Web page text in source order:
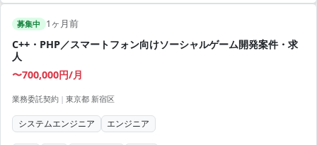
募集中 1ヶ月前
C++・PHP／スマートフォン向けソーシャルゲーム開発案件・求
人
〜700,000円/月
業務委託契約 | 東京都 新宿区
システムエンジニア エンジニア